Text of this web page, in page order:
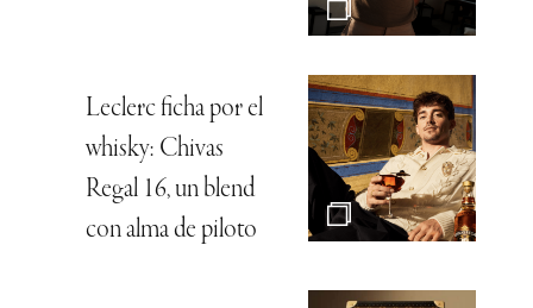
Leclerc ficha por el
whisky: Chivas
Regal 16, un blend
con alma de piloto